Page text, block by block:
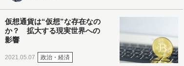
仮想通貨は“仮想”な存在なの
か？ 拡大する現実世界への
影響
2021.05.07 政治・経済